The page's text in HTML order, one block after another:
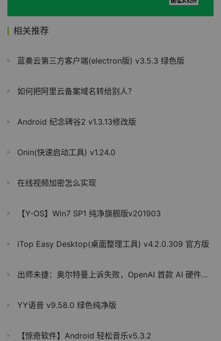
相关推荐
蓝奏云第三方客户端(electron版) v3.5.3 绿色版
如何把阿里云备案域名转给别人？
Android 纪念碑谷2 v1.3.13修改版
Onin(快速启动工具) v1.24.0
在线视频加密怎么实现
【Y-OS】Win7 SP1 纯净旗舰版v201903
iTop Easy Desktop(桌面整理工具) v4.2.0.309 官方版
出师未捷：奥尔特曼上诉失败，OpenAI 首款 AI 硬件恐因侵权被迫改名
YY语音 v9.58.0 绿色纯净版
【惊奇软件】Android 轻松音乐v5.3.2